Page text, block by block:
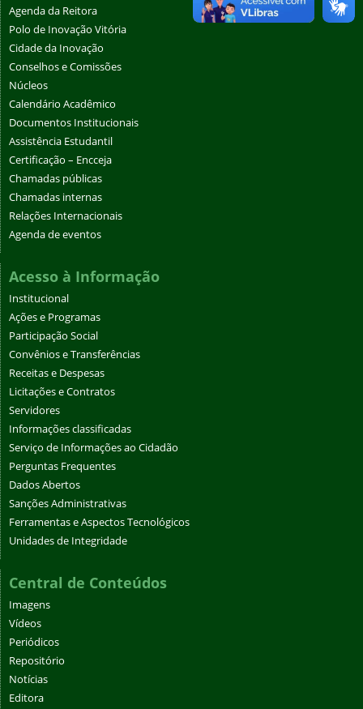
Agenda da Reitora
Polo de Inovação Vitória
Cidade da Inovação
Conselhos e Comissões
Núcleos
Calendário Acadêmico
Documentos Institucionais
Assistência Estudantil
Certificação – Encceja
Chamadas públicas
Chamadas internas
Relações Internacionais
Agenda de eventos
Acesso à Informação
Institucional
Ações e Programas
Participação Social
Convênios e Transferências
Receitas e Despesas
Licitações e Contratos
Servidores
Informações classificadas
Serviço de Informações ao Cidadão
Perguntas Frequentes
Dados Abertos
Sanções Administrativas
Ferramentas e Aspectos Tecnológicos
Unidades de Integridade
Central de Conteúdos
Imagens
Vídeos
Periódicos
Repositório
Notícias
Editora